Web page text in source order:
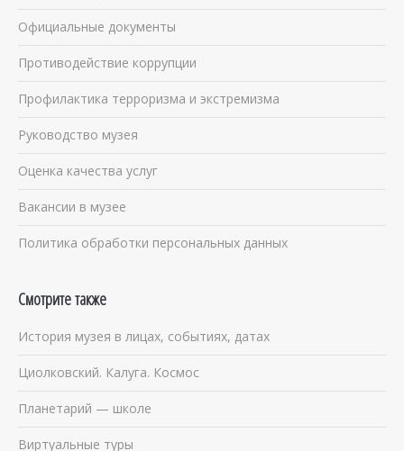
Официальные документы
Противодействие коррупции
Профилактика терроризма и экстремизма
Руководство музея
Оценка качества услуг
Вакансии в музее
Политика обработки персональных данных
Смотрите также
История музея в лицах, событиях, датах
Циолковский. Калуга. Космос
Планетарий — школе
Виртуальные туры